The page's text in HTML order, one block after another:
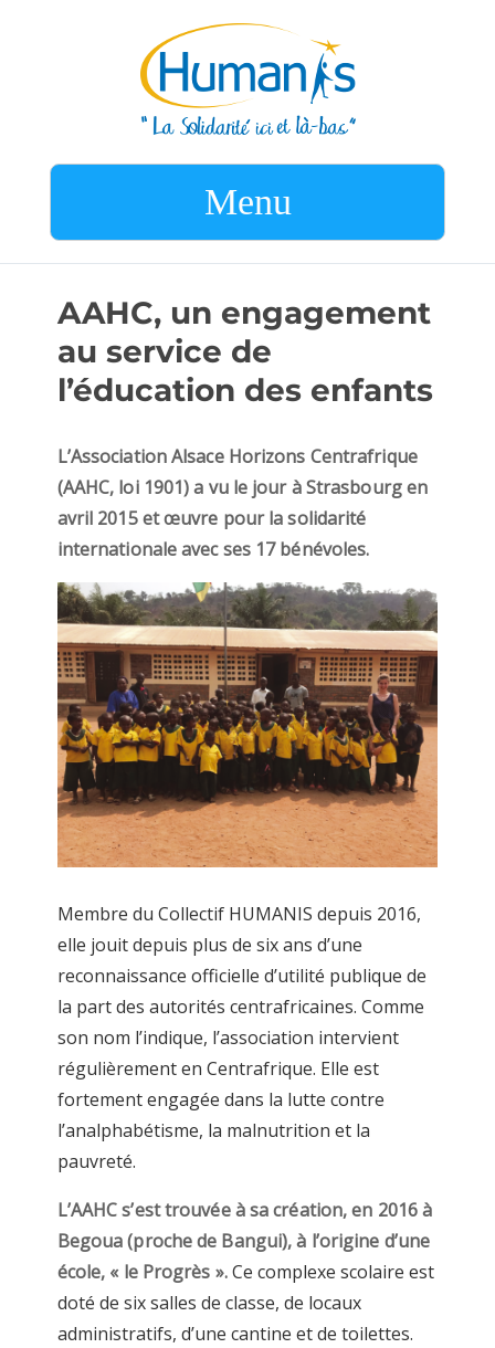
Menu
AAHC, un engagement
au service de
l’éducation des enfants
L’Association Alsace Horizons Centrafrique
(AAHC, loi 1901) a vu le jour à Strasbourg en
avril 2015 et œuvre pour la solidarité
internationale avec ses 17 bénévoles.
Membre du Collectif HUMANIS depuis 2016,
elle jouit depuis plus de six ans d’une
reconnaissance officielle d’utilité publique de
la part des autorités centrafricaines. Comme
son nom l’indique, l’association intervient
régulièrement en Centrafrique. Elle est
fortement engagée dans la lutte contre
l’analphabétisme, la malnutrition et la
pauvreté.
L’AAHC s’est trouvée à sa création, en 2016 à
Begoua (proche de Bangui), à l’origine d’une
école, « le Progrès ».Ce complexe scolaire est
doté de six salles de classe, de locaux
administratifs, d’une cantine et de toilettes.